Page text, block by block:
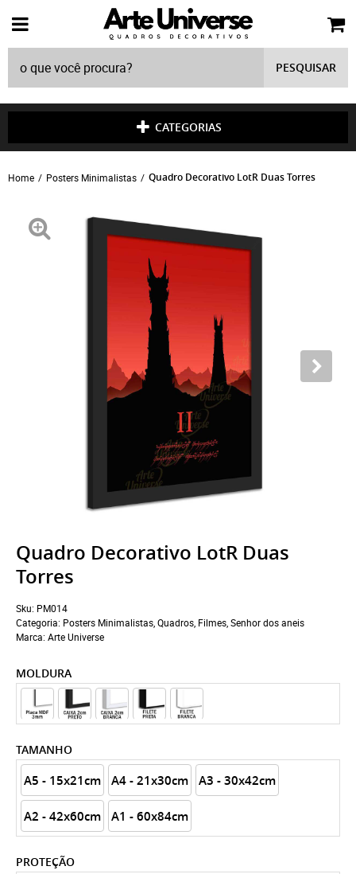
PESQUISAR
CATEGORIAS
Home Posters Minimalistas Quadro Decorativo LotR Duas Torres
Quadro Decorativo LotR Duas
Torres
Sku: PM014
Categoria: Posters Minimalistas,Quadros, Filmes,Senhor dos aneis
Marca: Arte Universe
MOLDURA
TAMANHO
A5 - 15x21cm A4 - 21x30cm A3 - 30x42cm
A2 - 42x60cm A1 - 60x84cm
PROTEÇÃO